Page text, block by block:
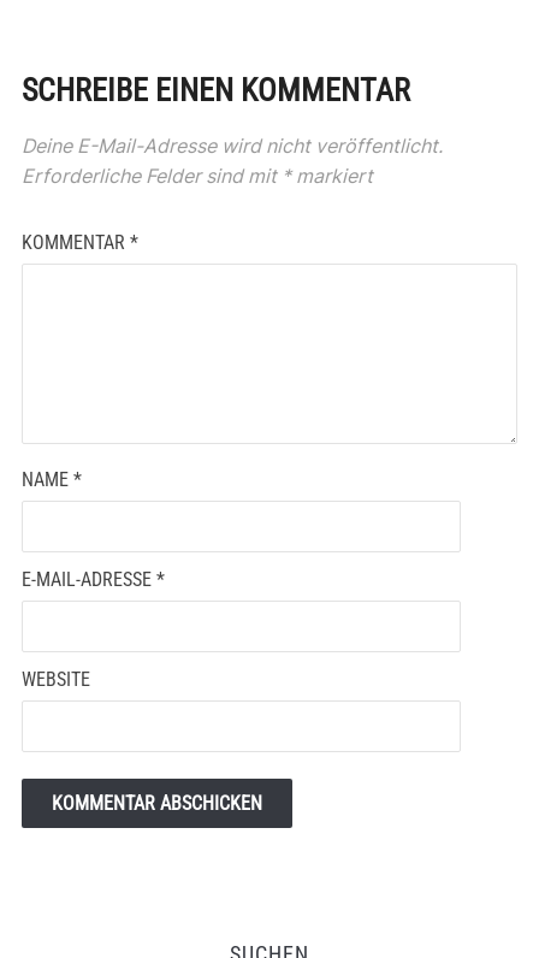
SCHREIBE EINEN KOMMENTAR
Deine E-Mail-Adresse wird nicht veröffentlicht.
Erforderliche Felder sind mit *markiert
KOMMENTAR *
NAME *
E-MAIL-ADRESSE *
WEBSITE